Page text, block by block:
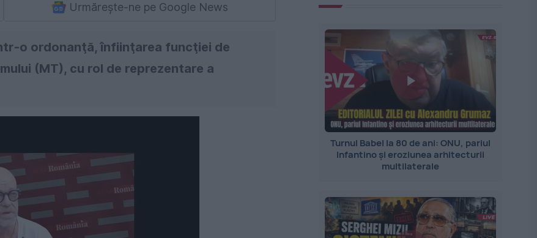
Urmărește-ne pe Google News
o ordonanţă, înfiinţarea funcţiei de
(MT), cu rol de reprezentare a
Turnul Babel la 80 de ani: ONU, pariul
Infantino și eroziunea arhitecturii
multilaterale